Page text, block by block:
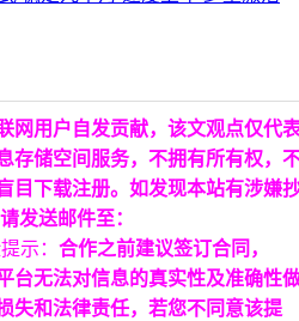
网用户自发贡献，该文观点仅代
存储空间服务，不拥有所有权，
目下载注册。如发现本站有涉嫌
发送邮件至：
示： 合作之前建议签订合同，
台无法对信息的真实性及准确性
失和法律责任，若您不同意该提